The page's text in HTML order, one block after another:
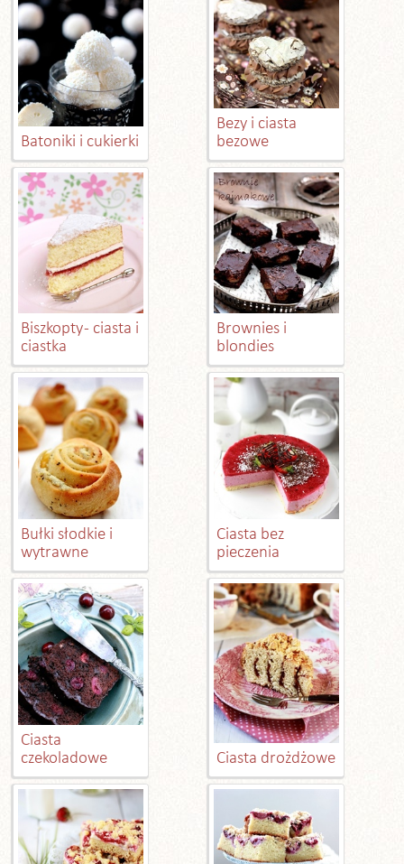
Batoniki i cukierki
Bezy i ciasta
bezowe
Biszkopty - ciasta i
ciastka
Brownies i
blondies
Bułki słodkie i
wytrawne
Ciasta bez
pieczenia
Ciasta
czekoladowe
Ciasta drożdżowe